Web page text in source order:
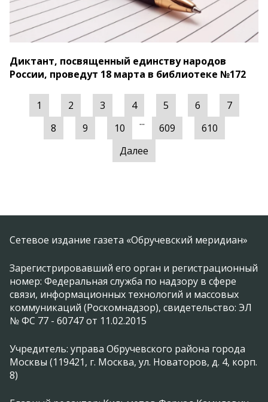
Диктант, посвященный единству народов
России, проведут 18 марта в библиотеке №172
1 2 3 4 5 6
7
8
9 10 ... 609
610
Далее
Сетевое издание газета «Обручевский меридиан»
Зарегистрировавший его орган и регистрационный
номер: Федеральная служба по надзору в сфере
связи, информационных технологий и массовых
коммуникаций (Роскомнадзор), свидетельство: ЭЛ
№ ФС 77 - 60747 от 11.02.2015
Учредитель: управа Обручевского района города
Москвы (119421, г. Москва, ул. Новаторов, д. 4, корп.
8)